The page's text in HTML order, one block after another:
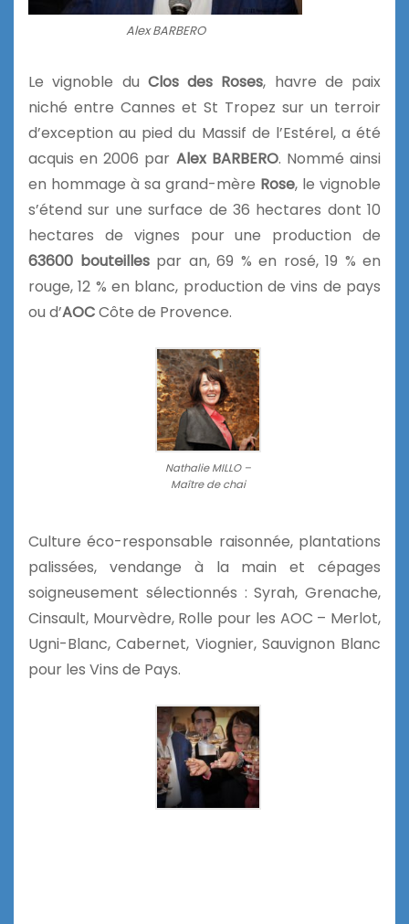
Alex BARBERO
Le vignoble du Clos des Roses, havre de paix
niché entre Cannes et St Tropez sur un terroir
d’exception au pied du Massif de l’Estérel, a été
acquis en 2006 par Alex BARBERO. Nommé ainsi
en hommage à sa grand-mère Rose, le vignoble
s’étend sur une surface de 36 hectares dont 10
hectares de vignes pour une production de
63600 bouteillespar an, 69 % en rosé, 19 % en
rouge, 12 % en blanc, production de vins de pays
ou d’AOCCôte de Provence.
Nathalie MILLO –
Maître de chai
Culture éco-responsable raisonnée, plantations
palissées, vendange à la main et cépages
soigneusement sélectionnés : Syrah, Grenache,
Cinsault, Mourvèdre, Rolle pour les AOC – Merlot,
Ugni-Blanc, Cabernet, Viognier, Sauvignon Blanc
pour les Vins de Pays.